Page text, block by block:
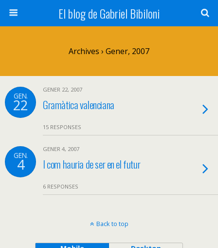
El blog de Gabriel Bibiloni
Archives › Gener, 2007
GEN.
22
GENER 22, 2007
Gramàtica valenciana
15 RESPONSES
GEN.
4
GENER 4, 2007
I com hauria de ser en el futur
6 RESPONSES
Back to top